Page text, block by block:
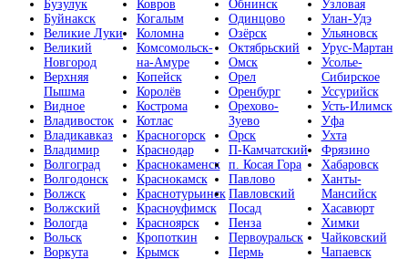
Бузулук
Буйнакск
Великие Луки
Великий
Новгород
Верхняя
Пышма
Видное
Владивосток
Владикавказ
Владимир
Волгоград
Волгодонск
Волжск
Волжский
Вологда
Вольск
Воркута
Ковров
Когалым
Коломна
Комсомольск-
на-Амуре
Копейск
Королёв
Кострома
Котлас
Красногорск
Краснодар
Краснокаменск
Краснокамск
Краснотурьинск
Красноуфимск
Красноярск
Кропоткин
Крымск
Обнинск
Одинцово
Озёрск
Октябрьский
Омск
Орел
Оренбург
Орехово-
Зуево
Орск
П-Камчатский
п. Косая Гора
Павлово
Павловский
Посад
Пенза
Первоуральск
Пермь
Узловая
Улан-Удэ
Ульяновск
Урус-Мартан
Усолье-
Сибирское
Уссурийск
Усть-Илимск
Уфа
Ухта
Фрязино
Хабаровск
Ханты-
Мансийск
Хасавюрт
Химки
Чайковский
Чапаевск